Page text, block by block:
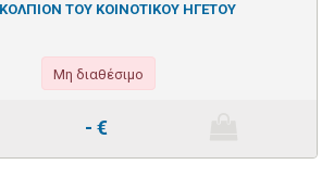
ΤΟΥ ΚΟΙΝΟΤΙΚΟΥ ΗΓΕΤΟΥ
Μη διαθέσιμο
- €